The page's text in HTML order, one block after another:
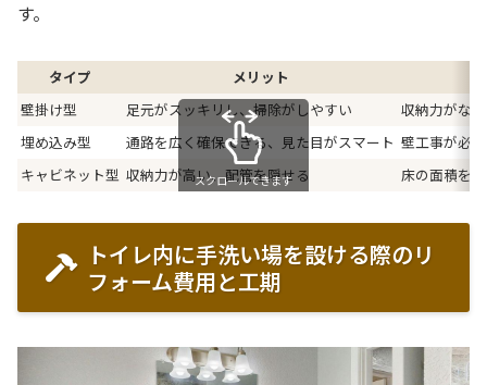
す。
タイプ メリット
壁掛け型
足元がスッキリし、掃除がしやすい
収納力がな
埋め込み型
通路を広く確保できる、見た目がスマート 壁工事が必
キャビネット型 収納力が高い、配管を隠せる 床の面積を
スクロールできます
トイレ内に手洗い場を設ける際のリ
フォーム費用と工期